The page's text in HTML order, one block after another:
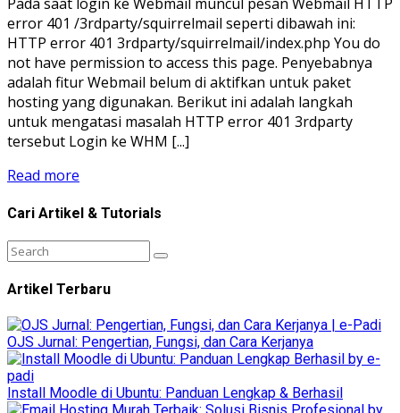
error 401 /3rdparty/squirrelmail seperti dibawah ini:
HTTP error 401 3rdparty/squirrelmail/index.php You do
not have permission to access this page. Penyebabnya
adalah fitur Webmail belum di aktifkan untuk paket
hosting yang digunakan. Berikut ini adalah langkah
untuk mengatasi masalah HTTP error 401 3rdparty
tersebut Login ke WHM [...]
Read more
Cari Artikel & Tutorials
Artikel Terbaru
OJS Jurnal: Pengertian, Fungsi, dan Cara Kerjanya
Install Moodle di Ubuntu: Panduan Lengkap & Berhasil